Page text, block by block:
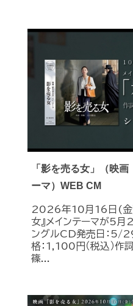
「影を売る女」（映
ーマ）WEB CM
2026年10月16日(金)
女』メインテーマが5
ングルCD発売日：5/
格：1,100円（税込）作
篠...